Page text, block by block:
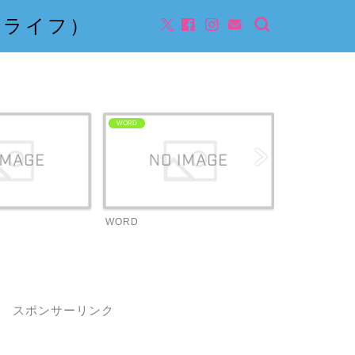
イフ）
WORD
WORD
スポンサーリンク